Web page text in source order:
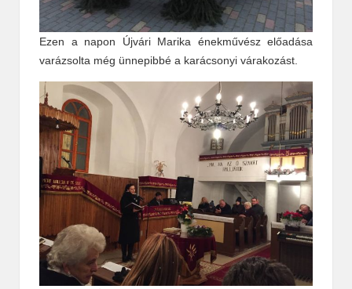
Ezen a napon Újvári Marika énekművész előadása
varázsolta még ünnepibbé a karácsonyi várakozást.